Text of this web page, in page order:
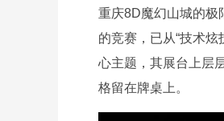
重庆8D魔幻山城的极
的竞赛，已从“技术炫
心主题，其展台上层
格留在牌桌上。